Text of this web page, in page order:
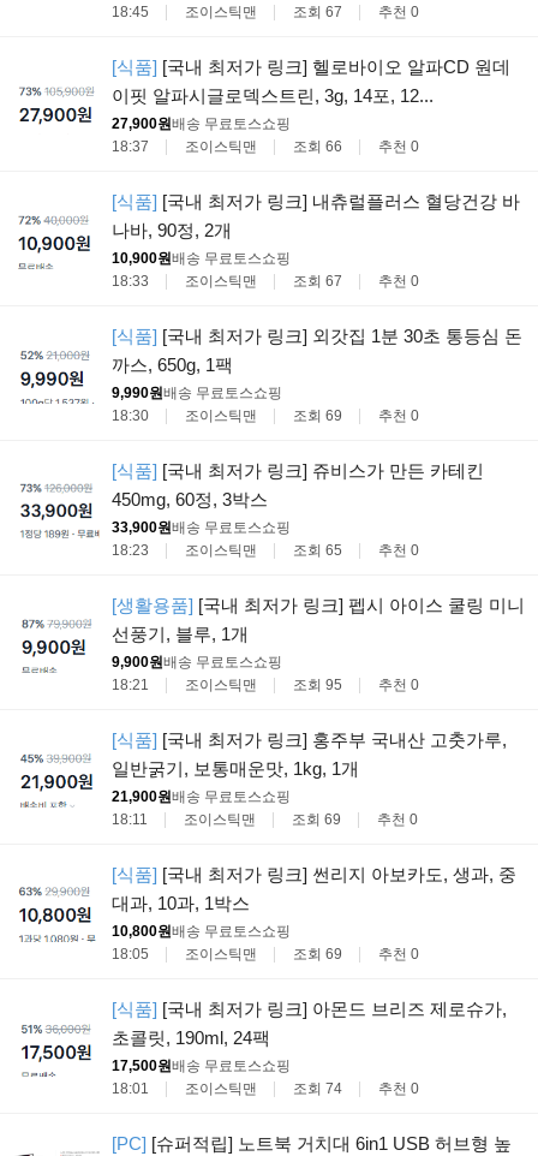
18:45 조이스틱맨 조회 67 추천 0
[식품] [국내 최저가 링크] 헬로바이오 알파CD 원데
이핏 알파시글로덱스트린, 3g, 14포, 12...
27,900원배송 무료토스쇼핑
18:37
조이스틱맨 조회 66 추천 0
[식품] [국내 최저가 링크] 내츄럴플러스 혈당건강 바
나바, 90정, 2개
10,900원배송 무료토스쇼핑
18:33
조이스틱맨 조회 67 추천 0
[식품] [국내 최저가 링크] 외갓집 1분 30초 통등심 돈
까스, 650g, 1팩
9,990원배송 무료토스쇼핑
18:30
조이스틱맨 조회 69 추천 0
[식품] [국내 최저가 링크] 쥬비스가 만든 카테킨
450mg, 60정, 3박스
33,900원배송 무료토스쇼핑
18:23
조이스틱맨 조회 65 추천 0
[생활용품] [국내 최저가 링크] 펩시 아이스 쿨링 미니
선풍기, 블루, 1개
9,900원배송 무료토스쇼핑
18:21
조이스틱맨 조회 95 추천 0
[식품] [국내 최저가 링크] 홍주부 국내산 고춧가루,
일반굵기, 보통매운맛, 1kg, 1개
21,900원배송 무료토스쇼핑
18:11
조이스틱맨 조회 69 추천 0
[식품] [국내 최저가 링크] 썬리지 아보카도, 생과, 중
대과, 10과, 1박스
10,800원배송 무료토스쇼핑
18:05
조이스틱맨 조회 69 추천 0
[식품] [국내 최저가 링크] 아몬드 브리즈 제로슈가,
초콜릿, 190ml, 24팩
17,500원배송 무료토스쇼핑
18:01
조이스틱맨 조회 74 추천 0
[PC] [슈퍼적립] 노트북 거치대 6in1 USB 허브형 높